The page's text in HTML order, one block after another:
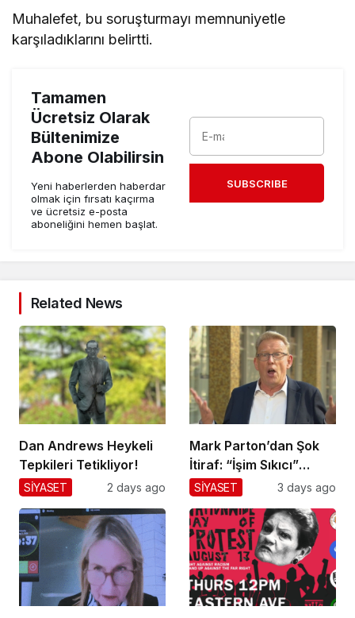
Muhalefet, bu soruşturmayı memnuniyetle
karşıladıklarını belirtti.
Tamamen
Ücretsiz Olarak
Bültenimize
Abone Olabilirsin
Yeni haberlerden haberdar
olmak için fırsatı kaçırma
ve ücretsiz e-posta
aboneliğini hemen başlat.
SUBSCRIBE
Related News
Dan Andrews Heykeli
Tepkileri Tetikliyor!
SİYASET 2 days ago
Mark Parton’dan Şok
İtiraf: “İşim Sıkıcı”
Mesajı!
SİYASET 3 days ago